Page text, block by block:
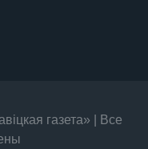
газета» | Все